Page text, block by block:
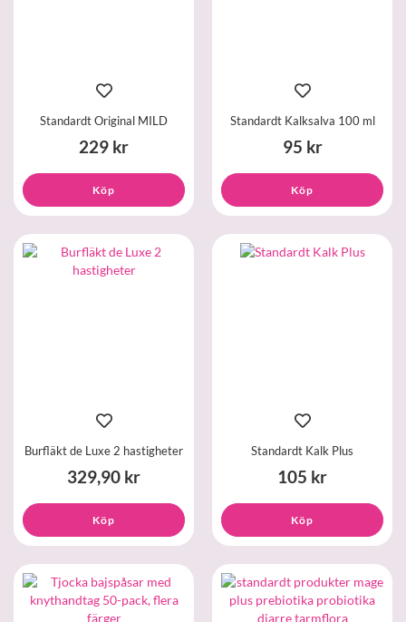
Standardt Original MILD
229 kr
Köp
Standardt Kalksalva 100 ml
95 kr
Köp
Burfläkt de Luxe 2 hastigheter
329,90 kr
Köp
Standardt Kalk Plus
105 kr
Köp